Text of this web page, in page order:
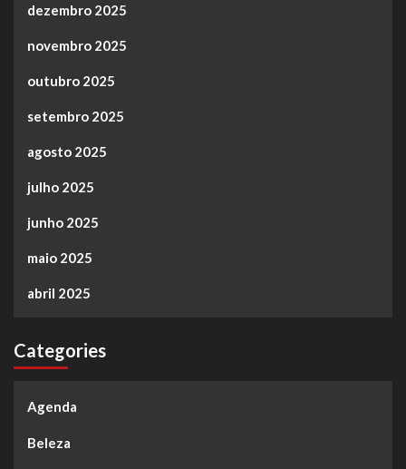
dezembro 2025
novembro 2025
outubro 2025
setembro 2025
agosto 2025
julho 2025
junho 2025
maio 2025
abril 2025
Categories
Agenda
Beleza